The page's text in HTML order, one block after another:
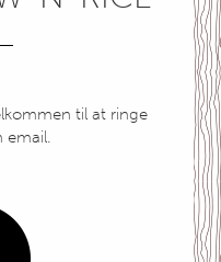
til at ringe
email.